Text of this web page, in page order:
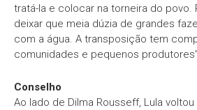
tratá-la e colocar na torneira do povo.
deixar que meia dúzia de grandes
com a água. A transposição tem
comunidades e pequenos
Conselho
Ao lado de Dilma Rousseff, Lula